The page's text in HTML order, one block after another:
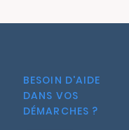
BESOIN D'AIDE
DANS VOS
DÉMARCHES ?